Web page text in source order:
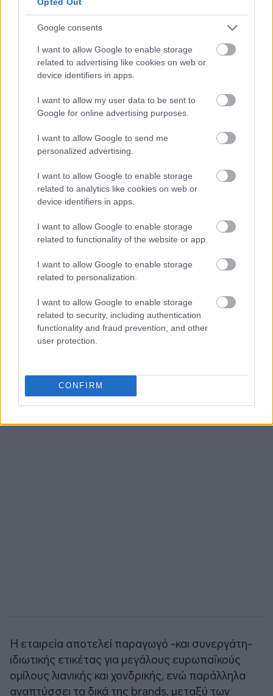
Google consents
I want to allow Google to enable storage
related to advertising like cookies on web or
device identifiers in apps.
I want to allow my user data to be sent to
Google for online advertising purposes.
I want to allow Google to send me
personalized advertising.
I want to allow Google to enable storage
related to analytics like cookies on web or
device identifiers in apps.
I want to allow Google to enable storage
related to functionality of the website or app.
I want to allow Google to enable storage
related to personalization.
I want to allow Google to enable storage
related to security, including authentication
functionality and fraud prevention, and other
user protection.
CONFIRM
επενδύσεών του.
Στις 16 Απριλίου 2026 ανακοινώθηκε η
ολοκλήρωση επένδυσης του Elikonos 3 στη
Vamvalis Foods, μία από τις πιο δυναμικές
ελληνικές εταιρείες στον τομέα της
επεξεργασίας ξηρών καρπών, αποξηραμένων
εξαγωγικό αποτύπωμα σε περισσότερες από 35
χώρες παγκοσμίως. Η
Vamvalis Foods
δραστηριοποιείται σε έναν ταχέως
αναπτυσσόμενο κλάδο, με αυξανόμενη ζήτηση
για υγιεινά και convenient snack προϊόντα, τόσο
στην Ελλάδα όσο και διεθνώς.
Η εταιρεία αποτελεί παραγωγό -και συνεργάτη-
ιδιωτικής ετικέτας για μεγάλους ευρωπαϊκούς
ομίλους λιανικής και χονδρικής, ενώ παράλληλα
αναπτύσσει τα δικά της brands, μεταξύ των